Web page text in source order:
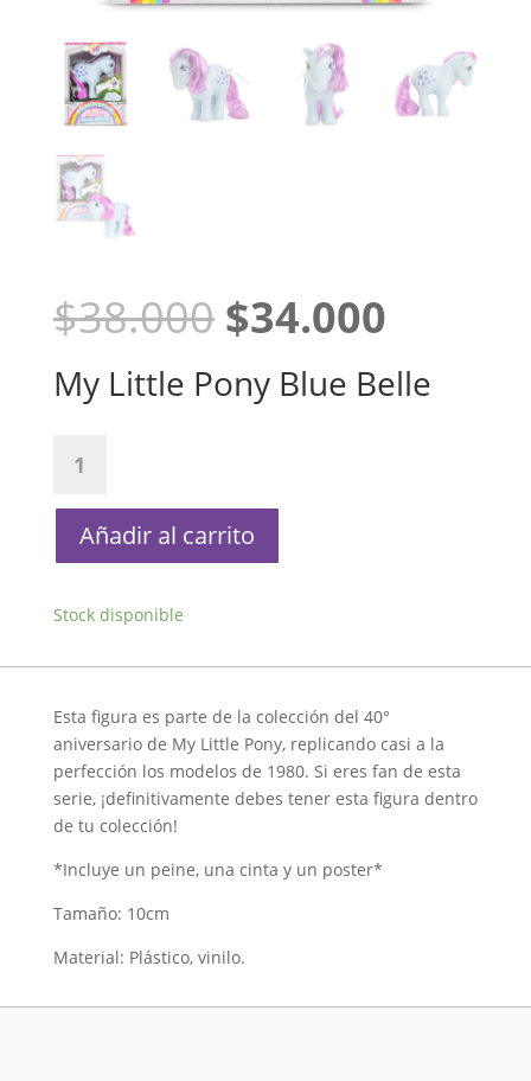
$38.000 El
precio
original
era:
$34.000El
actual
es:
My Little Pony Blue Belle
Little
Blue
Belle
Añadir al carrito
Stock disponible
Esta figura es parte de la colección del 40°
aniversario de My Little Pony, replicando casi a la
perfección los modelos de 1980. Si eres fan de esta
serie, ¡definitivamente debes tener esta figura dentro
de tu colección!
*Incluye un peine, una cinta y un poster*
Tamaño: 10cm
Material: Plástico, vinilo.